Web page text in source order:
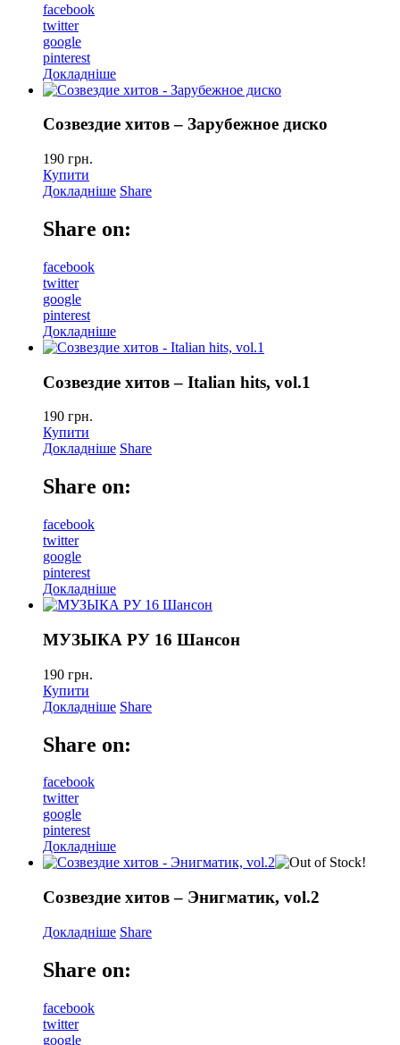
facebook
twitter
google
pinterest
Докладніше
Созвездие хитов – Зарубежное диско
190 грн.
Купити
Докладніше Share
Share on:
facebook
twitter
google
pinterest
Докладніше
Созвездие хитов – Italian hits, vol.1
190 грн.
Купити
Докладніше Share
Share on:
facebook
twitter
google
pinterest
Докладніше
МУЗЫКА РУ 16 Шансон
190 грн.
Купити
Докладніше Share
Share on:
facebook
twitter
google
pinterest
Докладніше
Созвездие хитов – Энигматик, vol.2
Докладніше Share
Share on:
facebook
twitter
google